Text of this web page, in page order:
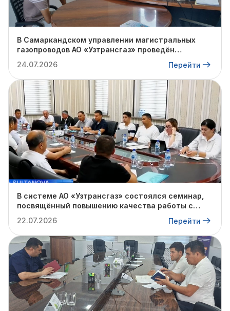
В Самаркандском управлении магистральных
газопроводов АО «Узтрансгаз» проведён
24.07.2026 Перейти
В системе АО «Узтрансгаз» состоялся семинар,
посвящённый повышению качества работы с
22.07.2026 Перейти